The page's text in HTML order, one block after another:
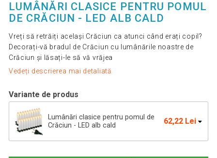
LUMÂNĂRI CLASICE PENTRU POMUL
DE CRĂCIUN - LED ALB CALD
Vreți să retrăiți același Crăciun ca atunci când erați copil?
Decorați-vă bradul de Crăciun cu lumânările noastre de
Crăciun și lăsați-le să vă vrăjea
Vedeți descrierea mai detaliată
Variante de produs
Lumânări clasice pentru pomul de
Crăciun - LED alb cald
62,22 Lei